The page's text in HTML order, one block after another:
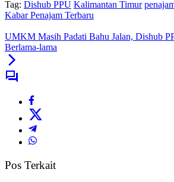
Tag: Dishub PPU Kalimantan Timur
Kabar Penajam Terbaru
UMKM Masih Padati Bahu Jalan, Dishub
Berlama-lama
Pos Terkait